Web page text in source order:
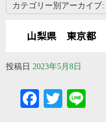
カテゴリー別アーカイブ:
山梨県 東京都
投稿日 2023年5月8日
Facebook
Twitter